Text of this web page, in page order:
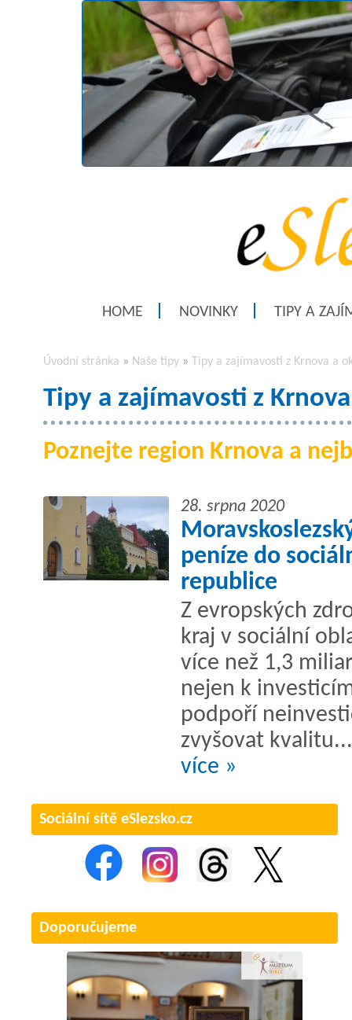
HOME NOVINKY TIPY A
Úvodní stránka » Naše tipy » Tipy a zajímavosti z Krnova a
Tipy a zajímavosti z
Poznejte region Krnova a
28. srpna 2020
peníze do
republice
Z evropských
kraj v sociální
více než 1,3
nejen k
podpoří
zvyšovat kvalitu...
více »
Sociální sítě eSlezsko.cz
Doporučujeme